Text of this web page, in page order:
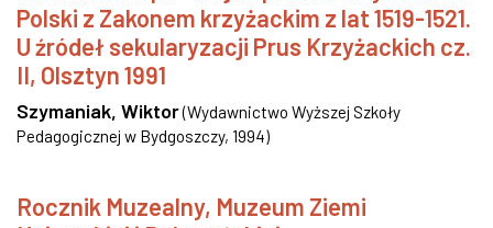
Polski z Zakonem krzyżackim z lat 1519-1521.
U źródeł sekularyzacji Prus Krzyżackich cz.
II, Olsztyn 1991
Szymaniak, Wiktor(Wydawnictwo Wyższej Szkoły
Pedagogicznej w Bydgoszczy, 1994)
Rocznik Muzealny, Muzeum Ziemi